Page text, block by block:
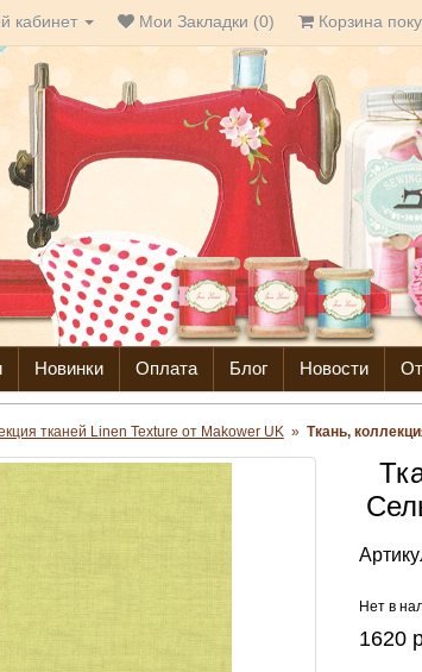
кабинет Мои Закладки (0) Корзина
Новинки Оплата Блог Новости
тканей Linen Texture от Makower UK » Ткань,
Нет в
1620